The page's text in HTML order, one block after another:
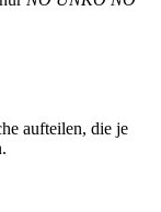
aufteilen, die je